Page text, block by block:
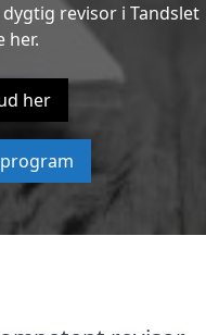
revisor i Tandslet
her.
her